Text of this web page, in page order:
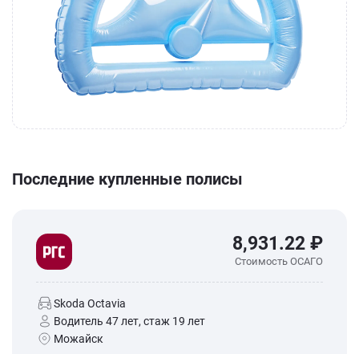
Последние купленные полисы
8,931.22 ₽
Стоимость ОСАГО
Skoda Octavia
Водитель 47 лет, стаж 19 лет
Можайск